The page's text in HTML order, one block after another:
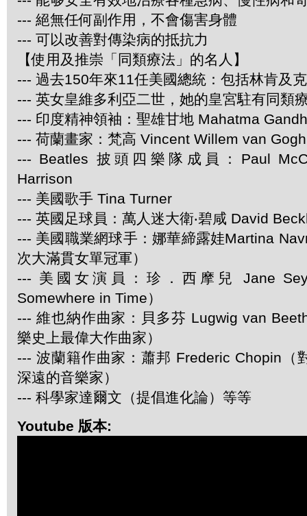
--- 絕無任何副作用，不會傷害身體
--- 可以改善對傳染病的抵抗力
【使用及推崇「同類療法」的名人】
--- 過去150年來11任美國總統：包括林肯及
--- 英女皇維多利亞二世，她的皇宮駐有同類
--- 印度精神領袖：聖雄甘地 Mahatma
--- 荷蘭畫家：梵高 Vincent Willem van Gogh
--- Beatles 披頭四樂隊成員：Paul
Harrison
--- 美國歌手 Tina Turner
--- 英國足球員：萬人迷大衛‧碧咸 David
--- 美國職業網球手：娜華締露娃Martina
次大滿貫女單冠軍）
--- 美國女演員：珍．西摩兒 Jane
Somewhere in Time）
--- 維也納作曲家：貝多芬 Lugwig van
樂史上最偉大作曲家）
--- 波蘭籍作曲家：蕭邦 Frederic Chopin（
深遠的音樂家）
--- 科學家達爾文（提倡進化論）等等
Youtube 版本: